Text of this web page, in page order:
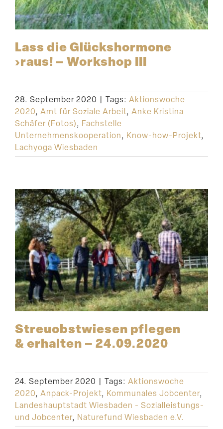
Lass die Glücks­hormone
›raus! – Workshop III
28. September 2020 | Tags: Aktionswoche
2020, Amt für Soziale Arbeit, Anke Kristina
Schäfer (Fotos), Fachstelle
Unternehmenskooperation, Know-how-Projekt,
Lachyoga Wiesbaden
Streu­obst­wiesen pflegen
& erhalten – 24.09.2020
24. September 2020 | Tags: Aktionswoche
2020, Anpack-Projekt, Kommunales Jobcenter,
Landeshauptstadt Wiesbaden - Sozialleistungs-
und Jobcenter, Naturefund Wiesbaden e.V.